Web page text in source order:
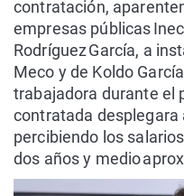
contratación,
empresas públicas
Rodríguez García, a
Meco y de Koldo
trabajadora durante el
contratada desplegara
percibiendo los
dos años y medio